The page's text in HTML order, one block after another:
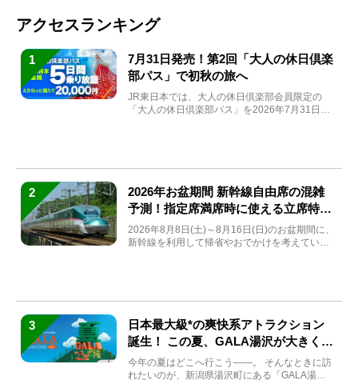
アクセスランキング
1
7月31日発売！第2回「大人の休日倶楽
部パス」で初秋の旅へ
JR東日本では、大人の休日倶楽部会員限定の
「大人の休日倶楽部パス」を2026年7月31日
2
2026年お盆期間 新幹線自由席の混雑
予測！指定席満席時に使える立席特急
券も解説
2026年8月8日(土)～8月16日(日)のお盆期間に、
新幹線を利用して帰省やおでかけを考えている
3
日本最大級*の爽快系アトラクション
誕生！ この夏、GALA湯沢が大きく生
まれ変わる
今年の夏はどこへ行こう――。 そんなときに訪
れたいのが、新潟県湯沢町にある「GALA湯